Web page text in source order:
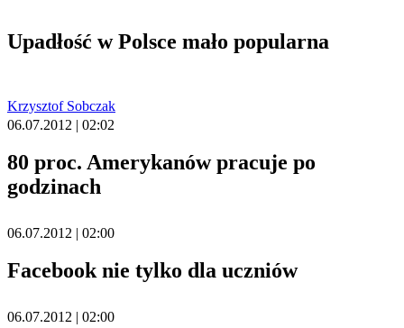
Upadłość w Polsce mało popularna
Krzysztof Sobczak
06.07.2012 | 02:02
80 proc. Amerykanów pracuje po
godzinach
06.07.2012 | 02:00
Facebook nie tylko dla uczniów
06.07.2012 | 02:00